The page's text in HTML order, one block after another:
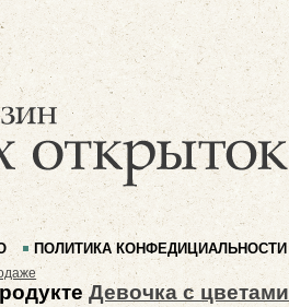
ПОЛИТИКА КОНФЕДИЦИАЛЬНОСТИ
Девочка с цветами